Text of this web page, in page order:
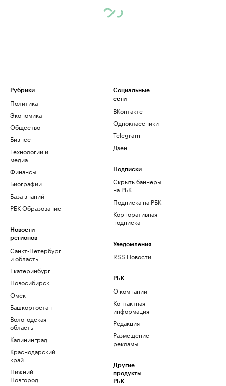
Рубрики
Политика
Экономика
Общество
Бизнес
Технологии и
медиа
Финансы
Биографии
База знаний
РБК Образование
Новости
регионов
Санкт-Петербург
и область
Екатеринбург
Новосибирск
Омск
Башкортостан
Вологодская
область
Калининград
Краснодарский
край
Нижний
Новгород
Социальные
сети
ВКонтакте
Одноклассники
Telegram
Дзен
Подписки
Скрыть баннеры
на РБК
Подписка на РБК
Корпоративная
подписка
Уведомления
RSS Новости
РБК
О компании
Контактная
информация
Редакция
Размещение
рекламы
Другие
продукты
РБК